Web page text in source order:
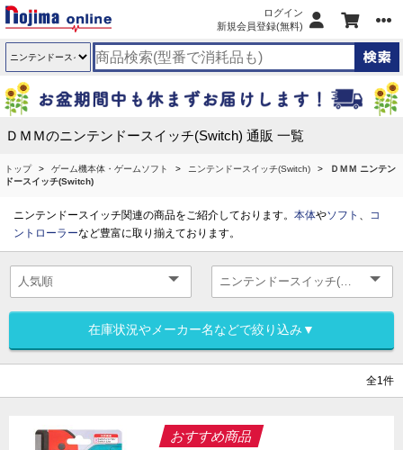
ログイン
新規会員登録(無料)
ＤＭＭのニンテンドースイッチ(Switch) 通販 一覧
トップ ゲーム機本体・ゲームソフト ニンテンドースイッチ(Switch)
ＤＭＭ ニンテン
ドースイッチ(Switch)
ニンテンドースイッチ関連の商品をご紹介しております。 本体やソフト 、 コ
ントローラーなど豊富に取り揃えております。
在庫状況やメーカー名などで絞り込み▼
全1件
おすすめ商品